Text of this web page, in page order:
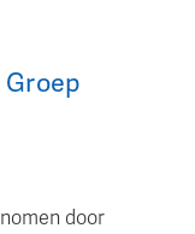
door